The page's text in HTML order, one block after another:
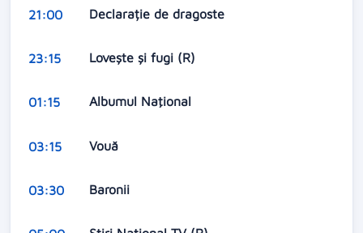
21:00 Declarație de dragoste
23:15 Lovește și fugi (R)
01:15 Albumul Naţional
03:15 Vouă
03:30 Baronii